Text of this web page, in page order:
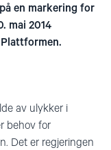
en markering for
mai 2014
av ulykker i
behov for
Det er regjeringen